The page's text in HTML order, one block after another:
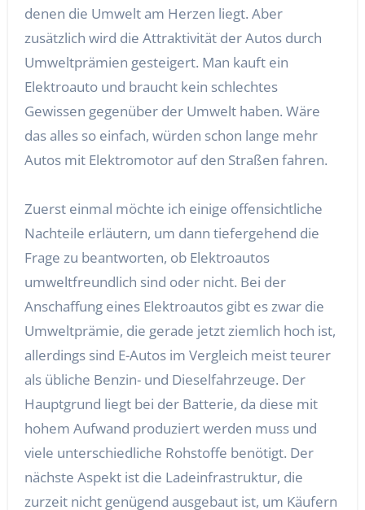
denen die Umwelt am Herzen liegt. Aber
zusätzlich wird die Attraktivität der Autos durch
Umweltprämien gesteigert. Man kauft ein
Elektroauto und braucht kein schlechtes
Gewissen gegenüber der Umwelt haben. Wäre
das alles so einfach, würden schon lange mehr
Autos mit Elektromotor auf den Straßen fahren.
Zuerst einmal möchte ich einige offensichtliche
Nachteile erläutern, um dann tiefergehend die
Frage zu beantworten, ob Elektroautos
umweltfreundlich sind oder nicht. Bei der
Anschaffung eines Elektroautos gibt es zwar die
Umweltprämie, die gerade jetzt ziemlich hoch ist,
allerdings sind E-Autos im Vergleich meist teurer
als übliche Benzin- und Dieselfahrzeuge. Der
Hauptgrund liegt bei der Batterie, da diese mit
hohem Aufwand produziert werden muss und
viele unterschiedliche Rohstoffe benötigt. Der
nächste Aspekt ist die Ladeinfrastruktur, die
zurzeit nicht genügend ausgebaut ist, um Käufern